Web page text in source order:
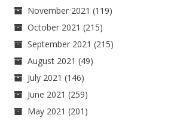
November 2021 (119)
October 2021 (215)
September 2021 (215)
August 2021 (49)
July 2021 (146)
June 2021 (259)
May 2021 (201)